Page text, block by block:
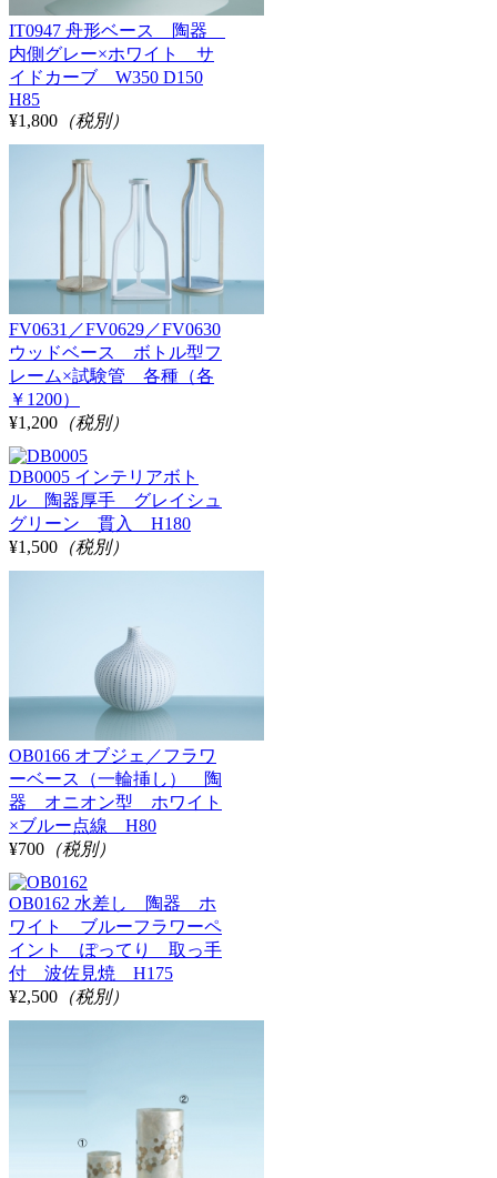
IT0947 舟形ベース 陶器
内側グレー×ホワイト サ
イドカーブ W350 D150
H85
¥1,800 （税別）
FV0631／FV0629／FV0630
ウッドベース ボトル型フ
レーム×試験管 各種（各
￥1200）
¥1,200 （税別）
DB0005 インテリアボト
ル 陶器厚手 グレイシュ
グリーン 貫入 H180
¥1,500 （税別）
OB0166 オブジェ／フラワ
ーベース（一輪挿し） 陶
器 オニオン型 ホワイト
×ブルー点線 H80
¥700 （税別）
OB0162 水差し 陶器 ホ
ワイト ブルーフラワーペ
イント ぽってり 取っ手
付 波佐見焼 H175
¥2,500 （税別）